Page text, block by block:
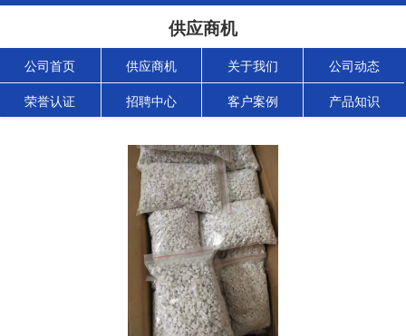
供应商机
公司首页 供应商机 关于我们 公司动态
荣誉认证 招聘中心 客户案例 产品知识